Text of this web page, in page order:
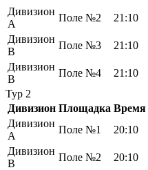
Дивизион
А
Поле №2 21:10
Дивизион
B
Поле №3 21:10
Дивизион
B
Поле №4 21:10
Тур 2
Дивизион Площадка Время
Дивизион
А
Поле №1 20:10
Дивизион
B
Поле №2 20:10